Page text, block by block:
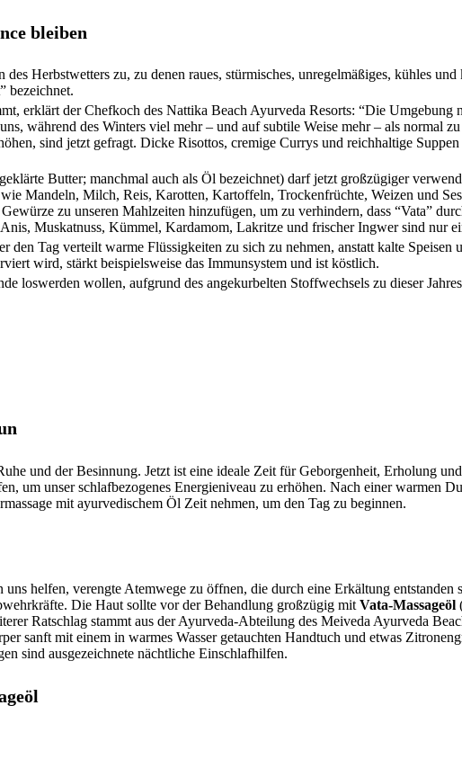
bleiben
Herbstwetters zu, zu denen raues, stürmisches, unregelmäßiges, kühles und
bezeichnet.
erklärt der Chefkoch des Nattika Beach Ayurveda Resorts: “Die Umgebung
während des Winters viel mehr – und auf subtile Weise mehr – als normal
sind jetzt gefragt. Dicke Risottos, cremige Currys und reichhaltige
Butter; manchmal auch als Öl bezeichnet) darf jetzt großzügiger
Mandeln, Milch, Reis, Karotten, Kartoffeln, Trockenfrüchte, Weizen und
zu unseren Mahlzeiten hinzufügen, um zu verhindern, dass “Vata”
Muskatnuss, Kümmel, Kardamom, Lakritze und frischer Ingwer sind nur
den Tag verteilt warme Flüssigkeiten zu sich zu nehmen, anstatt kalte Speisen
wird, stärkt beispielsweise das Immunsystem und ist köstlich.
loswerden wollen, aufgrund des angekurbelten Stoffwechsels zu dieser
und der Besinnung. Jetzt ist eine ideale Zeit für Geborgenheit, Erholung
um unser schlafbezogenes Energieniveau zu erhöhen. Nach einer warmen
mit ayurvedischem Öl Zeit nehmen, um den Tag zu beginnen.
helfen, verengte Atemwege zu öffnen, die durch eine Erkältung entstanden
Die Haut sollte vor der Behandlung großzügig mit Vata-Massageöl
Ratschlag stammt aus der Ayurveda-Abteilung des Meiveda Ayurveda
sanft mit einem in warmes Wasser getauchten Handtuch und etwas
sind ausgezeichnete nächtliche Einschlafhilfen.